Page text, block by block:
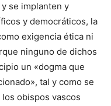
se implanten y
y democráticos, la
exigencia ética ni
ninguno de dichos
un «dogma que
tal y como se
obispos vascos